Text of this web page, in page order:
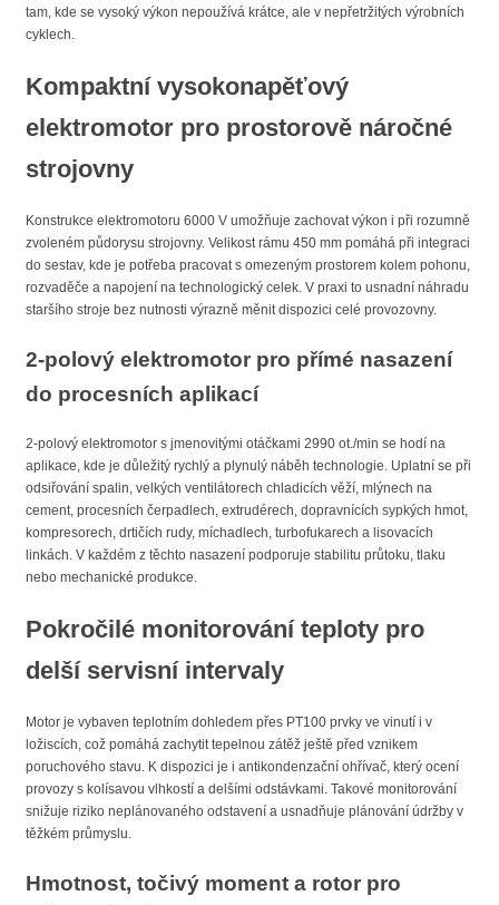
tam, kde se vysoký výkon nepoužívá krátce, ale v nepřetržitých výrobních
cyklech.
Kompaktní vysokonapěťový
elektromotor pro prostorově náročné
strojovny
Konstrukce elektromotoru 6000 V umožňuje zachovat výkon i při rozumně
zvoleném půdorysu strojovny. Velikost rámu 450 mm pomáhá při integraci
do sestav, kde je potřeba pracovat s omezeným prostorem kolem pohonu,
rozvaděče a napojení na technologický celek. V praxi to usnadní náhradu
staršího stroje bez nutnosti výrazně měnit dispozici celé provozovny.
2-polový elektromotor pro přímé nasazení
do procesních aplikací
2-polový elektromotor s jmenovitými otáčkami 2990 ot./min se hodí na
aplikace, kde je důležitý rychlý a plynulý náběh technologie. Uplatní se při
odsiřování spalin, velkých ventilátorech chladicích věží, mlýnech na
cement, procesních čerpadlech, extrudérech, dopravnících sypkých hmot,
kompresorech, drtičích rudy, míchadlech, turbofukarech a lisovacích
linkách. V každém z těchto nasazení podporuje stabilitu průtoku, tlaku
nebo mechanické produkce.
Pokročilé monitorování teploty pro
delší servisní intervaly
Motor je vybaven teplotním dohledem přes PT100 prvky ve vinutí i v
ložiscích, což pomáhá zachytit tepelnou zátěž ještě před vznikem
poruchového stavu. K dispozici je i antikondenzační ohřívač, který ocení
provozy s kolísavou vlhkostí a delšími odstávkami. Takové monitorování
snižuje riziko neplánovaného odstavení a usnadňuje plánování údržby v
těžkém průmyslu.
Hmotnost, točivý moment a rotor pro